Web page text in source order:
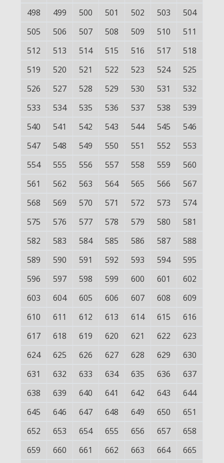
498 499 500 501 502 503
504
505
506 507 508 509 510
511
512
513 514 515 516 517
518
519
520 521 522 523 524
525
526
527 528 529 530 531
532
533
534 535 536 537 538
539
540
541 542 543 544 545
546
547
548 549 550 551 552
553
554
555 556 557 558 559
560
561
562 563 564 565 566
567
568
569 570 571 572 573
574
575
576 577 578 579 580
581
582
583 584 585 586 587
588
589
590 591 592 593 594
595
596
597 598 599 600 601
602
603
604 605 606 607 608
609
610
611 612 613 614 615
616
617
618 619 620 621 622
623
624
625 626 627 628 629
630
631
632 633 634 635 636
637
638
639 640 641 642 643
644
645
646 647 648 649 650
651
652
653 654 655 656 657
658
659
660 661 662 663 664
665